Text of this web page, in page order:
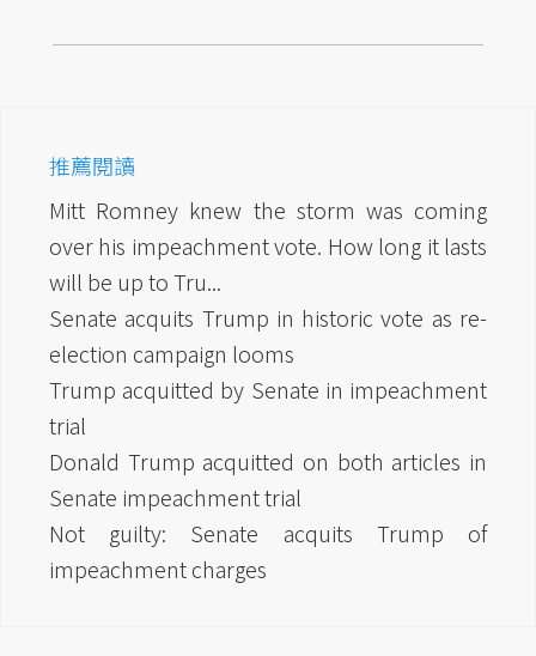
推薦閱讀
Mitt Romney knew the storm was coming
over his impeachment vote. How long it lasts
will be up to Tru...
Senate acquits Trump in historic vote as re-
election campaign looms
Trump acquitted by Senate in impeachment
trial
Donald Trump acquitted on both articles in
Senate impeachment trial
Not guilty: Senate acquits Trump of
impeachment charges